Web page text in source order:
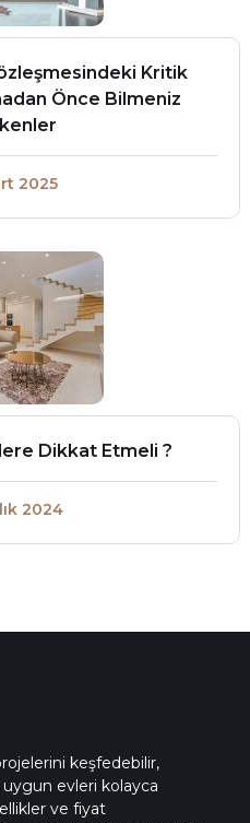
Kritik
Önce Bilmeniz
2025
Dikkat Etmeli ?
2024
keşfedebilir,
evleri kolayca
ve fiyat